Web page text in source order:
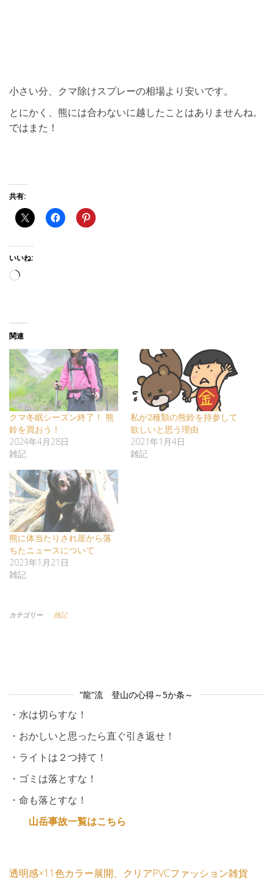
小さい分、クマ除けスプレーの相場より安いです。
とにかく、熊には合わないに越したことはありませんね。
ではまた！
共有:
いいね:
読み込み中…
関連
クマ冬眠シーズン終了！ 熊
鈴を買おう！
2024年4月28日
雑記
私が2種類の熊鈴を持参して
欲しいと思う理由
2021年1月4日
雑記
熊に体当たりされ崖から落
ちたニュースについて
2023年1月21日
雑記
カテゴリー 雑記
”龍”流 登山の心得～5か条～
・水は切らすな！
・おかしいと思ったら直ぐ引き返せ！
・ライトは２つ持て！
・ゴミは落とすな！
・命も落とすな！
山岳事故一覧はこちら
透明感×11色カラー展開、クリアPVCファッション雑貨